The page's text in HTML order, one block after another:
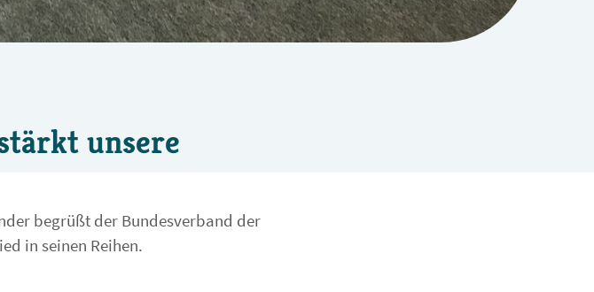
unsere
begrüßt der Bundesverband der
in seinen Reihen.